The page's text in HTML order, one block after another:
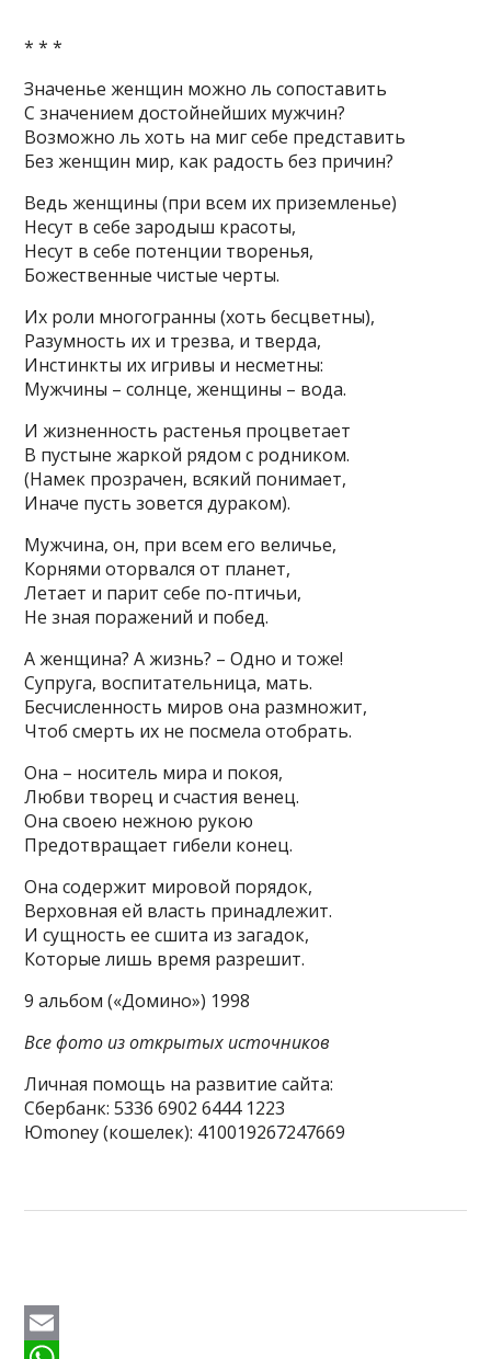
* * *
Значенье женщин можно ль сопоставить
С значением достойнейших мужчин?
Возможно ль хоть на миг себе представить
Без женщин мир, как радость без причин?
Ведь женщины (при всем их приземленье)
Несут в себе зародыш красоты,
Несут в себе потенции творенья,
Божественные чистые черты.
Их роли многогранны (хоть бесцветны),
Разумность их и трезва, и тверда,
Инстинкты их игривы и несметны:
Мужчины – солнце, женщины – вода.
И жизненность растенья процветает
В пустыне жаркой рядом с родником.
(Намек прозрачен, всякий понимает,
Иначе пусть зовется дураком).
Мужчина, он, при всем его величье,
Корнями оторвался от планет,
Летает и парит себе по-птичьи,
Не зная поражений и побед.
А женщина? А жизнь? – Одно и тоже!
Супруга, воспитательница, мать.
Бесчисленность миров она размножит,
Чтоб смерть их не посмела отобрать.
Она – носитель мира и покоя,
Любви творец и счастия венец.
Она своею нежною рукою
Предотвращает гибели конец.
Она содержит мировой порядок,
Верховная ей власть принадлежит.
И сущность ее сшита из загадок,
Которые лишь время разрешит.
9 альбом («Домино») 1998
Все фото из открытых источников
Личная помощь на развитие сайта:
Сбербанк: 5336 6902 6444 1223
Юmoney (кошелек): 410019267247669